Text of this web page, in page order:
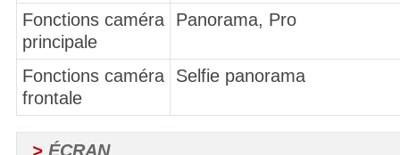
Fonctions caméra
principale
Panorama, Pro
Fonctions caméra
frontale
Selfie panorama
> ÉCRAN